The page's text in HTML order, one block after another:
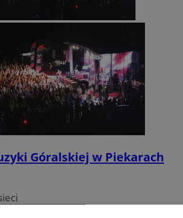
Góralskiej w Piekarach